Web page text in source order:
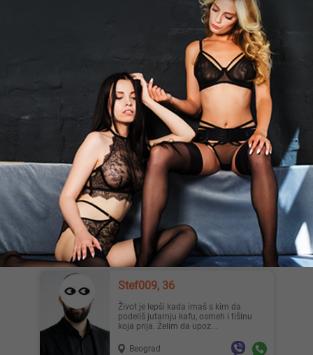
Marcato, 44
Muškarac 195cm i 115 kg traži žensku
osobu.
Bačka Palanka
Davor, 28
Mlad momak (28g) stoji na usluzi svim
zainteresovanim damama iz Novog
Sada. Elokventan, prijatan...
Novi Sad
Stef009, 36
Život je lepši kada imaš s kim da
podeliš jutarnju kafu, osmeh i tišinu
koja prija. Želim da upoz...
Beograd